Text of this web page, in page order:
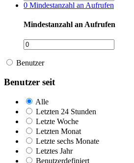
0 Mindestanzahl an Aufrufen
Mindestanzahl an Aufrufen
Benutzer
Benutzer seit
Alle
Letzten 24 Stunden
Letzte Woche
Letzten Monat
Letzte sechs Monate
Letztes Jahr
Benutzerdefiniert